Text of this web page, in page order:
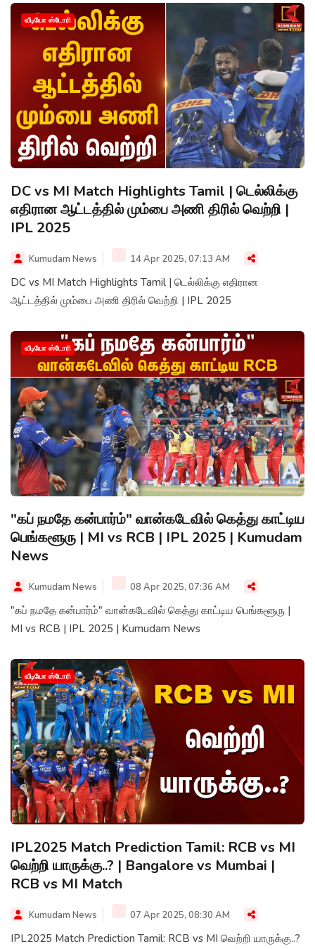
வீடியோ ஸ்டோரி
DC vs MI Match Highlights Tamil | டெல்லிக்கு
எதிரான ஆட்டத்தில் மும்பை அணி திரில் வெற்றி |
IPL 2025
Kumudam News 14 Apr 2025, 07:13 AM
DC vs MI Match Highlights Tamil | டெல்லிக்கு எதிரான
ஆட்டத்தில் மும்பை அணி திரில் வெற்றி | IPL 2025
வீடியோ ஸ்டோரி
"கப் நமதே கன்பார்ம்" வான்கடேவில் கெத்து காட்டிய
பெங்களூரு | MI vs RCB | IPL 2025 | Kumudam
News
Kumudam News 08 Apr 2025, 07:36 AM
"கப் நமதே கன்பார்ம்" வான்கடேவில் கெத்து காட்டிய பெங்களூரு |
MI vs RCB | IPL 2025 | Kumudam News
வீடியோ ஸ்டோரி
IPL2025 Match Prediction Tamil: RCB vs MI
வெற்றி யாருக்கு..? | Bangalore vs Mumbai |
RCB vs MI Match
Kumudam News 07 Apr 2025, 08:30 AM
IPL2025 Match Prediction Tamil: RCB vs MI வெற்றி யாருக்கு..?